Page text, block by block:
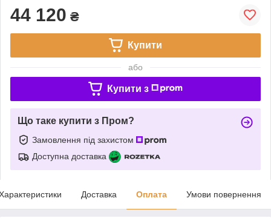
44 120 ₴
Купити
або
Купити з
Що таке купити з Пром?
Замовлення під захистом
Доступна доставка
Доставка Оплата Умови повернення